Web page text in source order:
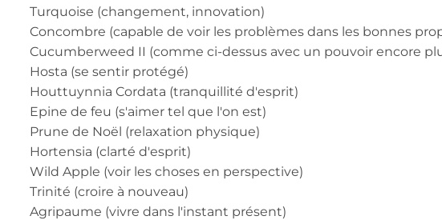
Turquoise (changement, innovation)
Concombre (capable de voir les problèmes dans les bonnes
Cucumberweed II (comme ci-dessus avec un pouvoir encore
Hosta (se sentir protégé)
Houttuynnia Cordata (tranquillité d'esprit)
Epine de feu (s'aimer tel que l'on est)
Prune de Noël (relaxation physique)
Hortensia (clarté d'esprit)
Wild Apple (voir les choses en perspective)
Trinité (croire à nouveau)
Agripaume (vivre dans l'instant présent)